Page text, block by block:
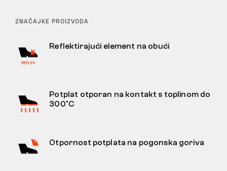
ZNAČAJKE PROIZVODA
Reflektirajući element na obući
Potplat otporan na kontakt s toplinom do
300°C
Otpornost potplata na pogonska goriva